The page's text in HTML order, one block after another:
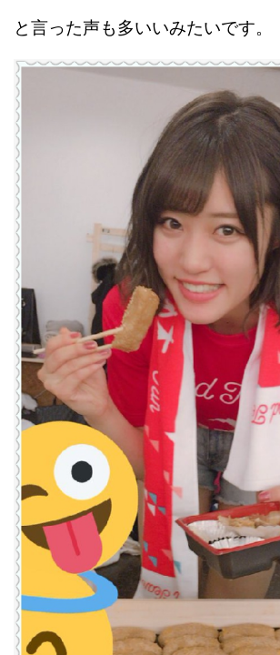
と言った声も多いいみたいです。